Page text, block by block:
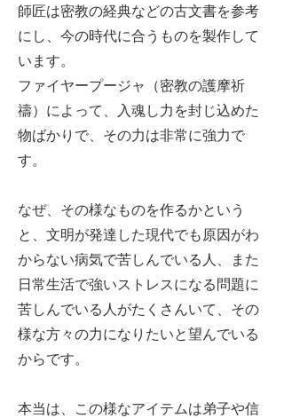
師匠は密教の経典などの古文書を参考
にし、今の時代に合うものを製作して
います。
ファイヤープージャ（密教の護摩祈
禱）によって、入魂し力を封じ込めた
物ばかりで、その力は非常に強力で
す。
なぜ、その様なものを作るかという
と、文明が発達した現代でも原因がわ
からない病気で苦しんでいる人、また
日常生活で強いストレスになる問題に
苦しんでいる人がたくさんいて、その
様な方々の力になりたいと望んでいる
からです。
本当は、この様なアイテムは弟子や信